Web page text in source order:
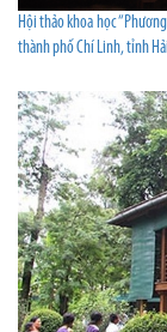
Hội thảo khoa học
thành phố Chí Linh, tỉnh